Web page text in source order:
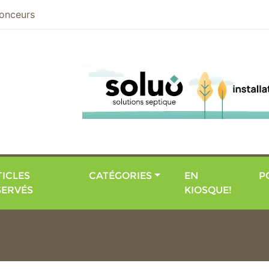
CATÉGORIES
EN
KIOSQUE!